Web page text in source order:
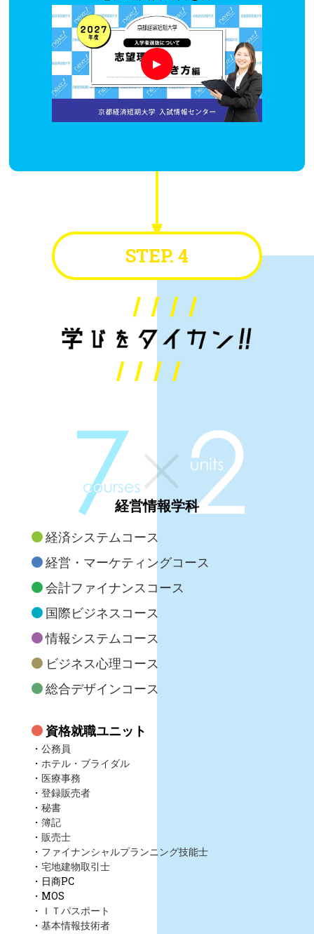
STEP. 4
経営情報学科
経済システムコース
経営・マーケティングコース
会計ファイナンスコース
国際ビジネスコース
情報システムコース
ビジネス心理コース
総合デザインコース
資格就職ユニット
公務員
ホテル・ブライダル
医療事務
登録販売者
秘書
簿記
販売士
ファイナンシャルプランニング技能士
宅地建物取引士
日商PC
MOS
ＩＴパスポート
基本情報技術者